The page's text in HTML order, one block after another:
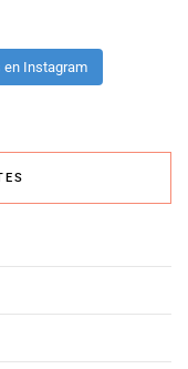
en Instagram